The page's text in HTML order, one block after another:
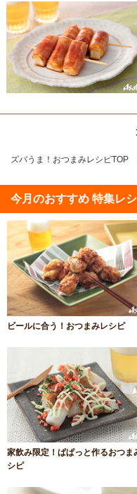
ズバうま！おつまみレシピTOP
今月のおすすめ 特集レ
ビールに合う！おつまみレシピ
家飲み限定！ぱぱっと作るおつま
シピ